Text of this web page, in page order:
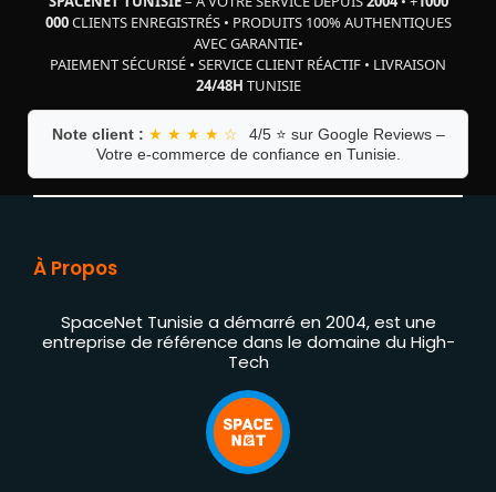
000CLIENTS ENREGISTRÉS• PRODUITS 100% AUTHENTIQUES
AVEC GARANTIE•
PAIEMENT SÉCURISÉ • SERVICE CLIENT RÉACTIF • LIVRAISON
24/48H TUNISIE
Note client : ★ ★ ★ ★ ☆
4/5 ⭐ sur Google Reviews –
Votre e-commerce de confiance en Tunisie.
À Propos
SpaceNet Tunisie a démarré en 2004, est une
entreprise de référence dans le domaine du High-
Tech